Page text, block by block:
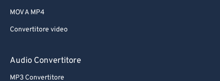
MOV A MP4
Convertitore video
Audio Convertitore
MP3 Convertitore